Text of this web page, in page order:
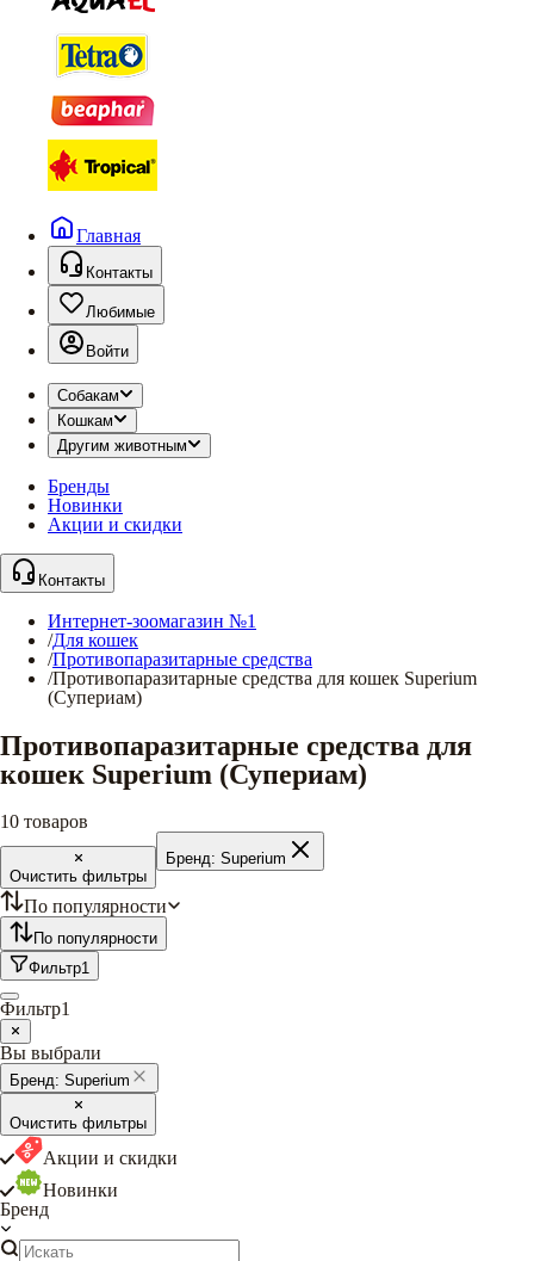
Главная
Контакты
Любимые
Войти
Собакам
Кошкам
Другим животным
Бренды
Новинки
Акции и скидки
Контакты
Интернет-зоомагазин №1
/Для кошек
/Противопаразитарные средства
/Противопаразитарные средства для кошек Superium
(Супериам)
Противопаразитарные средства для
кошек Superium (Супериам)
10 товаров
Очистить фильтры
Бренд: Superium
По популярности
По популярности
Фильтр1
Фильтр1
Вы выбрали
Бренд: Superium
Очистить фильтры
Акции и скидки
Новинки
Бренд